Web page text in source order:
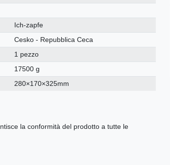
Ich-zapfe
Cesko - Repubblica Ceca
1 pezzo
17500 g
280×170×325mm
la conformità del prodotto a tutte le